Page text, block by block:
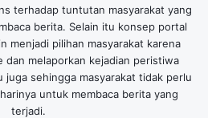
terhadap tuntutan masyarakat yang
berita. Selain itu konsep portal
menjadi pilihan masyarakat karena
melaporkan kejadian peristiwa
juga sehingga masyarakat tidak perlu
untuk membaca berita yang
terjadi.